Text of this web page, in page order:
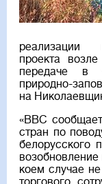
реализации
проекта
передаче в
природно-
на
«BBC
стран по
белорусского
коем случае